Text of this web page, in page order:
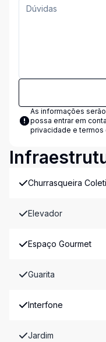
As informações
possa entrar em
privacidade e termos
Churrasqueira
Elevador
Espaço Gourmet
Guarita
Interfone
Jardim